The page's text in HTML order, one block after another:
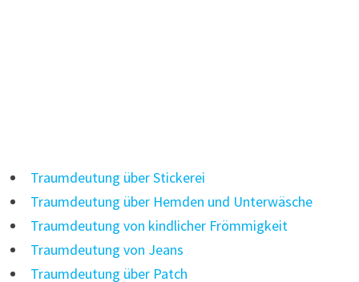
Traumdeutung über Stickerei
Traumdeutung über Hemden und Unterwäsche
Traumdeutung von kindlicher Frömmigkeit
Traumdeutung von Jeans
Traumdeutung über Patch